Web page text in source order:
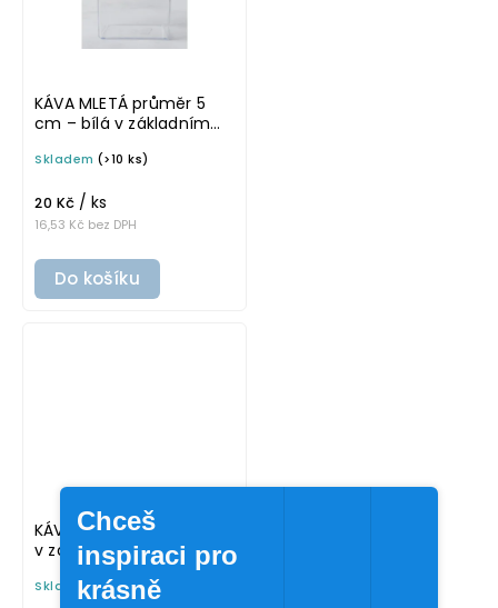
KÁVA MLETÁ průměr 5
cm – bílá v základním
samolepka na
Skladem (>10 ks)
16,53 Kč bez DPH
20 Kč / ks
Do košíku
KÁVA průměr 5 cm – bílá
v základním písmu,
omyvatelná samolepka
na potravinové dózy
Skladem (>10 ks)
Chceš
inspiraci pro
krásně